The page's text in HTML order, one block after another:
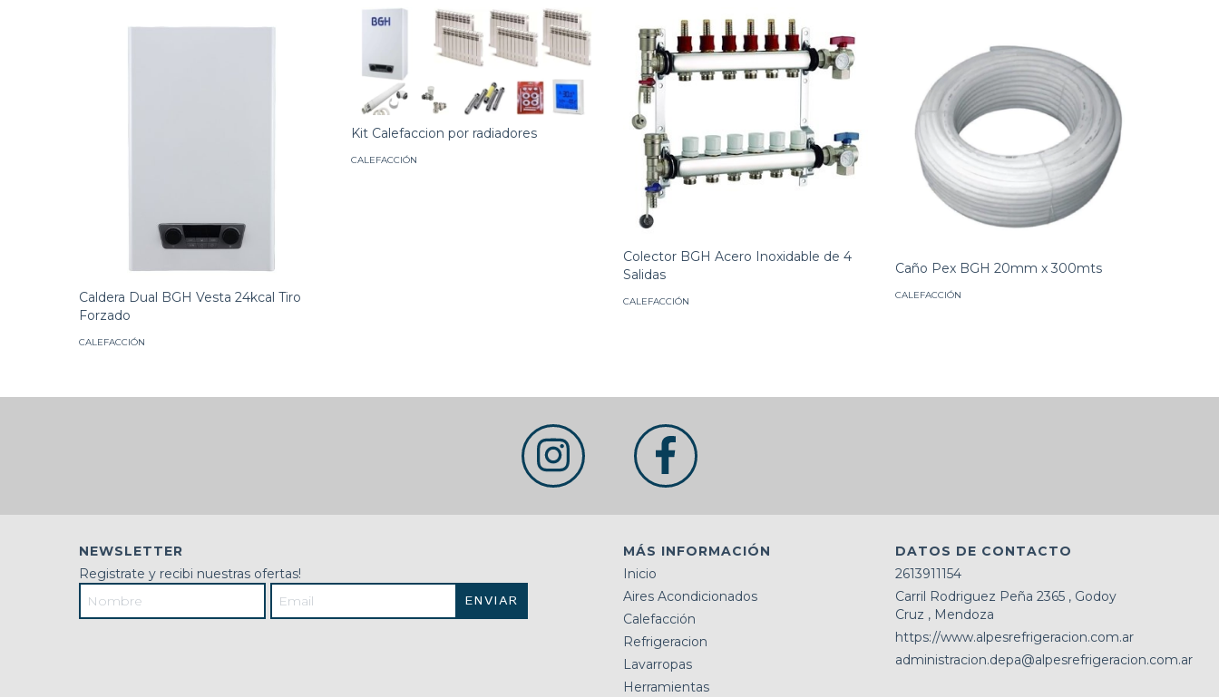
Caldera Dual BGH Vesta 24kcal Tiro
Forzado
CALEFACCIÓN
Kit Calefaccion por radiadores
CALEFACCIÓN
Colector BGH Acero Inoxidable de 4
Salidas
CALEFACCIÓN
Caño Pex BGH 20mm x 300mts
CALEFACCIÓN
NEWSLETTER
Registrate y recibi nuestras ofertas!
MÁS INFORMACIÓN
Inicio
Aires Acondicionados
Calefacción
Refrigeracion
Lavarropas
Herramientas
DATOS DE CONTACTO
2613911154
Carril Rodriguez Peña 2365 , Godoy
Cruz , Mendoza
https://www.alpesrefrigeracion.com.ar
administracion.depa@alpesrefrigeracion.com.ar